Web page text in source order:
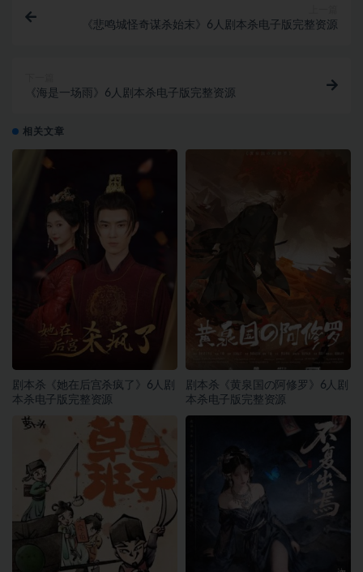
《悲鸣城怪奇谋杀始末》6人剧本杀电子版完整资源
《海是一场雨》6人剧本杀电子版完整资源
相关文章
剧本杀《她在后宫杀疯了》6人剧
本杀电子版完整资源
剧本杀《黄泉国の阿修罗》6人剧
本杀电子版完整资源